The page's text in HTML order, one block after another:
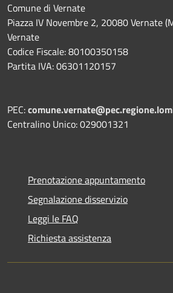
Comune di Vernate
Piazza IV Novembre 2, 20080 Vernate
Vernate
Codice Fiscale: 80100350158
Partita IVA: 06301120157
PEC:
Centralino Unico: 029001321
Prenotazione appuntamento
Segnalazione disservizio
Leggi le FAQ
Richiesta assistenza